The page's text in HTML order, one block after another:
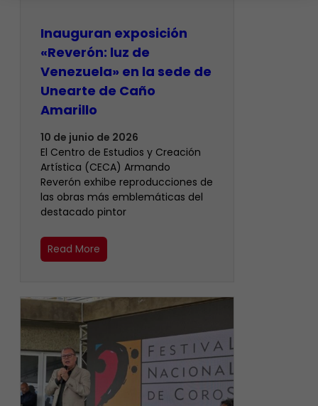
Inauguran exposición
«Reverón: luz de
Venezuela» en la sede de
Unearte de Caño
Amarillo
10 de junio de 2026
El Centro de Estudios y Creación
Artística (CECA) Armando
Reverón exhibe reproducciones de
las obras más emblemáticas del
destacado pintor
Read More